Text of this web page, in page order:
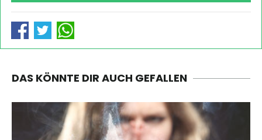
DAS KÖNNTE DIR AUCH GEFALLEN